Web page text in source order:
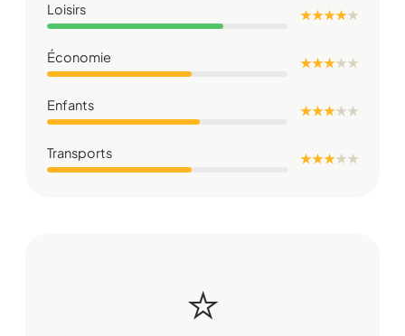
Loisirs ★ ★ ★ ★★
Économie ★ ★ ★★★
Enfants ★ ★ ★★★
Transports ★ ★ ★★★
⭐